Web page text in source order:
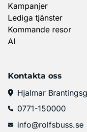
Kampanjer
Lediga tjänster
Kommande resor
AI
Kontakta oss
Hjalmar
0771-150000
info@rolfsbuss.se